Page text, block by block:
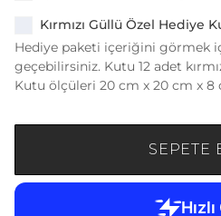
Kırmızı Güllü Özel Hediye
Hediye paketi içeriğini görmek
geçebilirsiniz. Kutu 12 adet
Kutu ölçüleri 20 cm x 20 cm x 8
SEPETE